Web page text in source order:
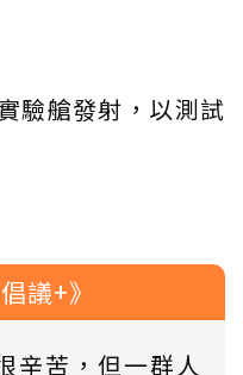
驗艙發射，以測試
議+》
辛苦，但一群人